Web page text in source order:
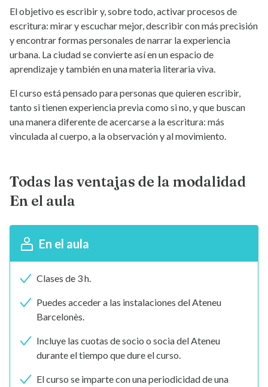
El objetivo es escribir y, sobre todo, activar procesos de
escritura: mirar y escuchar mejor, describir con más precisión
y encontrar formas personales de narrar la experiencia
urbana. La ciudad se convierte así en un espacio de
aprendizaje y también en una materia literaria viva.
El curso está pensado para personas que quieren escribir,
tanto si tienen experiencia previa como si no, y que buscan
una manera diferente de acercarse a la escritura: más
vinculada al cuerpo, a la observación y al movimiento.
Todas las ventajas de la modalidad
En el aula
En el aula
Clases de 3 h.
Puedes acceder a las instalaciones del Ateneu
Barcelonès.
Incluye las cuotas de socio o socia del Ateneu
durante el tiempo que dure el curso.
El curso se imparte con una periodicidad de una